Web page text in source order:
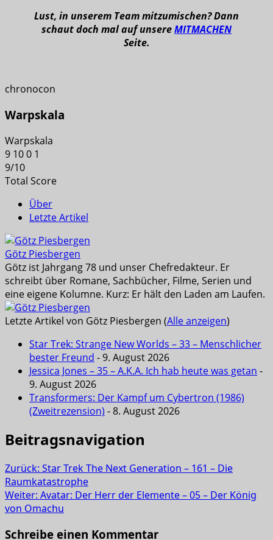
Lust, in unserem Team mitzumischen? Dann
schaut doch mal auf unsereMITMACHEN
Seite.
chronocon
Warpskala
Warpskala
9 100 1
9/10
Total Score
Über
Letzte Artikel
Götz Piesbergen
Götz ist Jahrgang 78 und unser Chefredakteur. Er
schreibt über Romane, Sachbücher, Filme, Serien und
eine eigene Kolumne. Kurz: Er hält den Laden am Laufen.
Letzte Artikel von Götz Piesbergen (Alle anzeigen)
Star Trek: Strange New Worlds – 33 – Menschlicher
bester Freund - 9. August 2026
Jessica Jones – 35 – A.K.A. Ich hab heute was getan -
9. August 2026
Transformers: Der Kampf um Cybertron (1986)
(Zweitrezension) - 8. August 2026
Beitragsnavigation
Zurück: Star Trek The Next Generation – 161 – Die
Raumkatastrophe
Weiter: Avatar: Der Herr der Elemente – 05 – Der König
von Omachu
Schreibe einen Kommentar